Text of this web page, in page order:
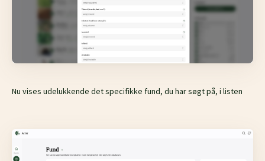
Nu vises udelukkende det specifikke fund, du har søgt på, i listen